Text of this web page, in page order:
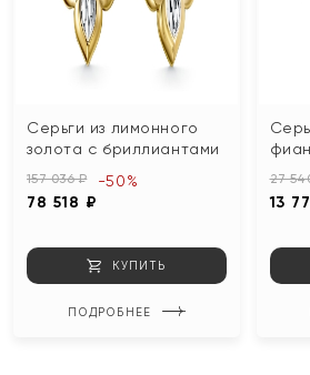
Серьги из лимонного
золота с бриллиантами
157 036 ₽
78 518 ₽
-50%
КУПИТЬ
ПОДРОБНЕЕ
27
13